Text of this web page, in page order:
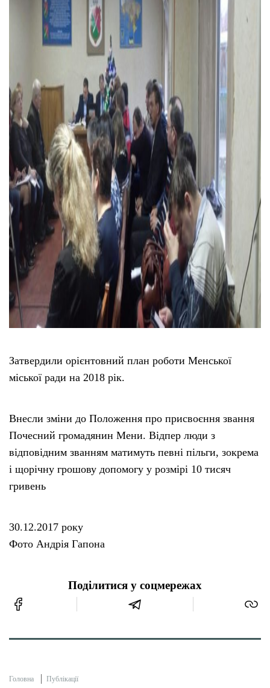
Затвердили орієнтовний план роботи Менської
міської ради на 2018 рік.
Внесли зміни до Положення про присвоєння звання
Почесний громадянин Мени. Відпер люди з
відповідним званням матимуть певні пільги, зокрема
і щорічну грошову допомогу у розмірі 10 тисяч
гривень
30.12.2017 року
Фото Андрія Гапона
Поділитися у соцмережах
Головна Публікації